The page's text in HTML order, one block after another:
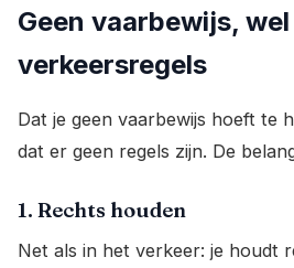
Geen vaarbewijs, wel
verkeersregels
Dat je geen vaarbewijs hoeft te
dat er geen regels zijn. De
1. Rechts houden
Net als in het verkeer: je houdt